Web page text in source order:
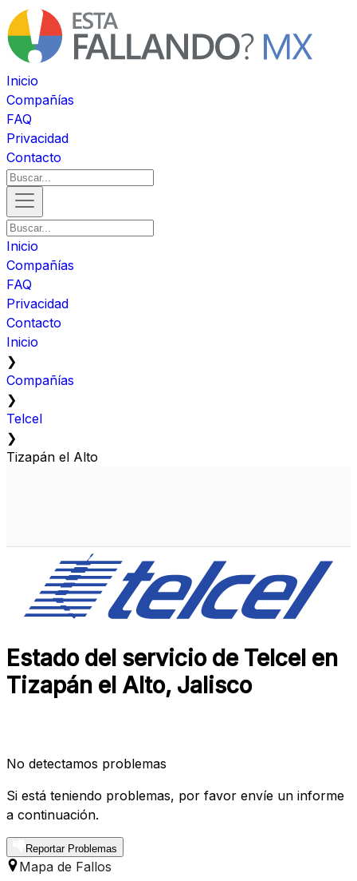
Inicio
Compañías
FAQ
Privacidad
Contacto
Inicio
Compañías
FAQ
Privacidad
Contacto
Inicio
❯
Compañías
❯
Telcel
❯
Tizapán el Alto
Estado del servicio de Telcel en
Tizapán el Alto, Jalisco
No detectamos problemas
Si está teniendo problemas, por favor envíe un informe
a continuación.
Reportar Problemas
Mapa de Fallos